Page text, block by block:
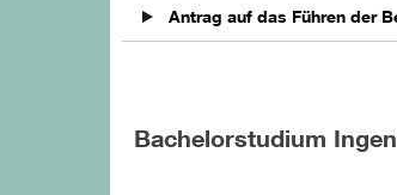
Antrag auf das Führen der
Bachelorstudium